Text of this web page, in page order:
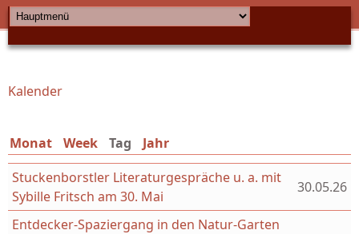
HAUPTMENÜ
Sie sind hier
Kalender
Monat Week Tag (aktiver Reiter)
Jahr
Stuckenborstler Literaturgespräche u. a. mit
Sybille Fritsch am 30. Mai
30.05.26
Entdecker-Spaziergang in den Natur-Garten